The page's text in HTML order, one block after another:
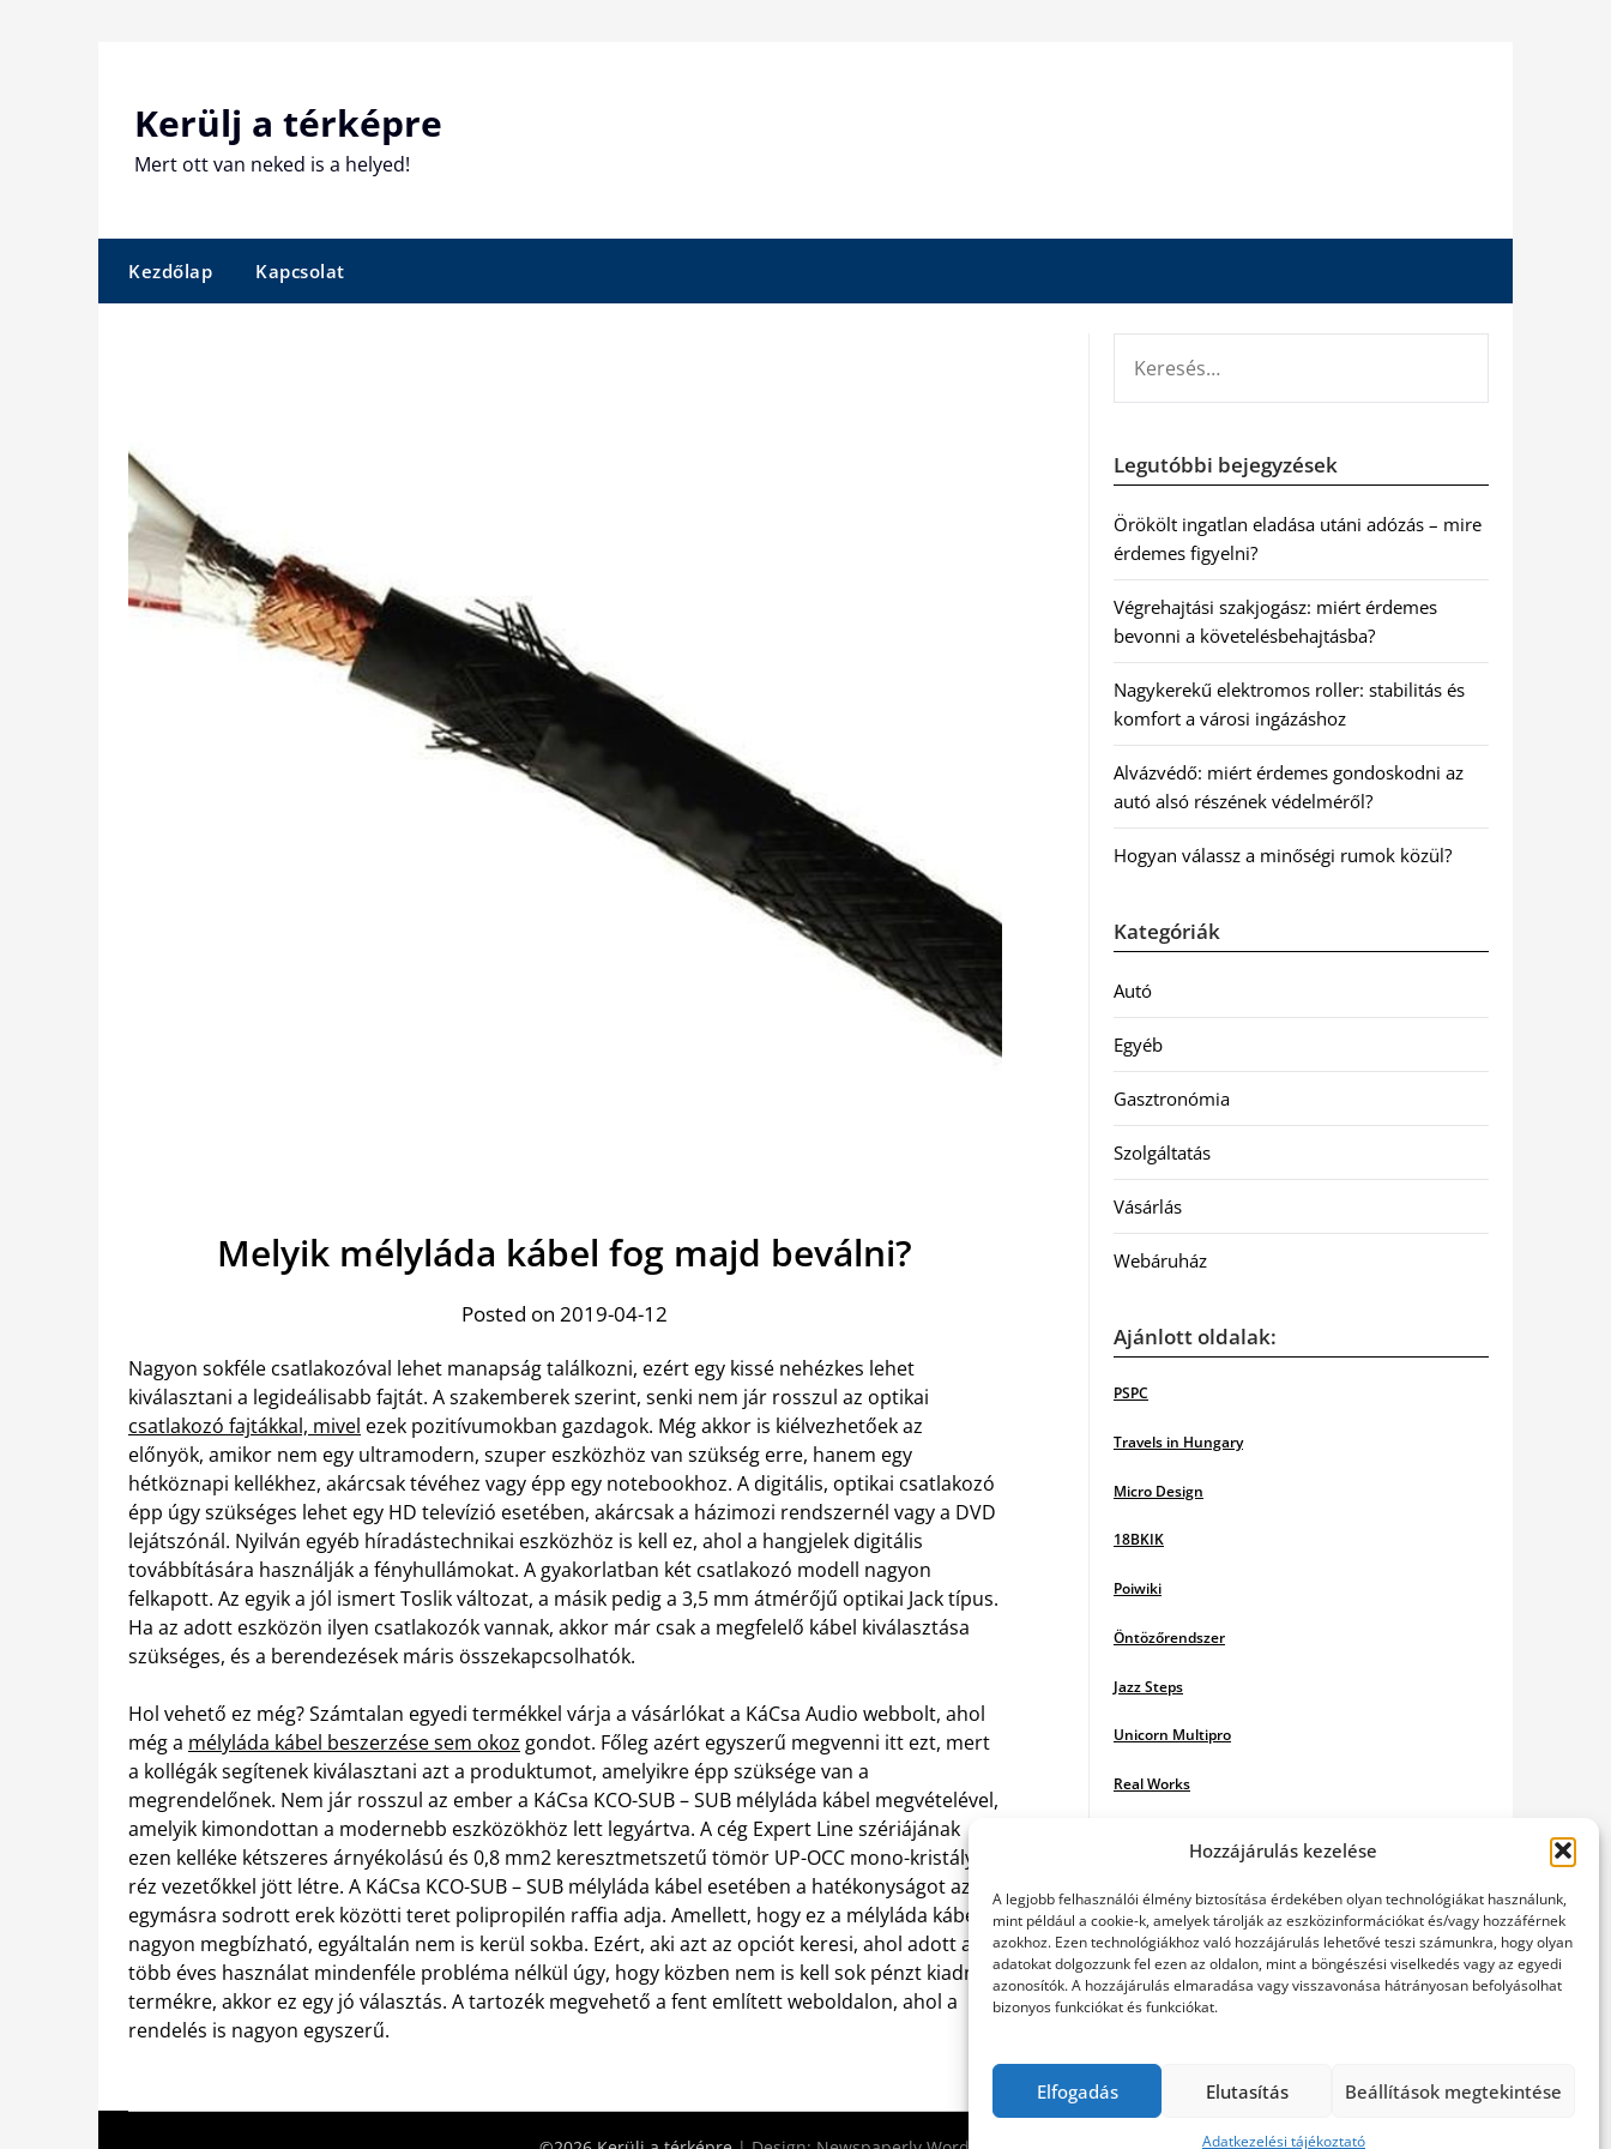
Hozzájárulás kezelése
A legjobb felhasználói élmény biztosítása érdekében olyan technológiákat használunk,
mint például a cookie-k, amelyek tárolják az eszközinformációkat és/vagy hozzáférnek
azokhoz. Ezen technológiákhoz való hozzájárulás lehetővé teszi számunkra, hogy olyan
adatokat dolgozzunk fel ezen az oldalon, mint a böngészési viselkedés vagy az egyedi
azonosítók. A hozzájárulás elmaradása vagy visszavonása hátrányosan befolyásolhat
bizonyos funkciókat és funkciókat.
Elfogadás Elutasítás Beállítások megtekintése
Adatkezelési tájékoztató
Kerülj a térképre
Mert ott van neked is a helyed!
Kezdőlap Kapcsolat
Melyik mélyláda kábel fog majd beválni?
Posted on 2019-04-12
Nagyon sokféle csatlakozóval lehet manapság találkozni, ezért egy kissé nehézkes lehet
kiválasztani a legideálisabb fajtát. A szakemberek szerint, senki nem jár rosszul az optikai
csatlakozó fajtákkal, mivel ezek pozitívumokban gazdagok. Még akkor is kiélvezhetőek az
előnyök, amikor nem egy ultramodern, szuper eszközhöz van szükség erre, hanem egy
hétköznapi kellékhez, akárcsak tévéhez vagy épp egy notebookhoz. A digitális, optikai csatlakozó
épp úgy szükséges lehet egy HD televízió esetében, akárcsak a házimozi rendszernél vagy a DVD
lejátszónál. Nyilván egyéb híradástechnikai eszközhöz is kell ez, ahol a hangjelek digitális
továbbítására használják a fényhullámokat. A gyakorlatban két csatlakozó modell nagyon
felkapott. Az egyik a jól ismert Toslik változat, a másik pedig a 3,5 mm átmérőjű optikai Jack típus.
Ha az adott eszközön ilyen csatlakozók vannak, akkor már csak a megfelelő kábel kiválasztása
szükséges, és a berendezések máris összekapcsolhatók.
Hol vehető ez még? Számtalan egyedi termékkel várja a vásárlókat a KáCsa Audio webbolt, ahol
még a mélyláda kábel beszerzése sem okoz gondot. Főleg azért egyszerű megvenni itt ezt, mert
a kollégák segítenek kiválasztani azt a produktumot, amelyikre épp szüksége van a
megrendelőnek. Nem jár rosszul az ember a KáCsa KCO-SUB – SUB mélyláda kábel megvételével,
amelyik kimondottan a modernebb eszközökhöz lett legyártva. A cég Expert Line szériájának
ezen kelléke kétszeres árnyékolású és 0,8 mm2 keresztmetszetű tömör UP-OCC mono-kristályos
réz vezetőkkel jött létre. A KáCsa KCO-SUB – SUB mélyláda kábel esetében a hatékonyságot az
egymásra sodrott erek közötti teret polipropilén raffia adja. Amellett, hogy ez a mélyláda kábel
nagyon megbízható, egyáltalán nem is kerül sokba. Ezért, aki azt az opciót keresi, ahol adott a
több éves használat mindenféle probléma nélkül úgy, hogy közben nem is kell sok pénzt kiadni a
termékre, akkor ez egy jó választás. A tartozék megvehető a fent említett weboldalon, ahol a
rendelés is nagyon egyszerű.
Legutóbbi bejegyzések
Örökölt ingatlan eladása utáni adózás – mire
érdemes figyelni?
Végrehajtási szakjogász: miért érdemes
bevonni a követelésbehajtásba?
Nagykerekű elektromos roller: stabilitás és
komfort a városi ingázáshoz
Alvázvédő: miért érdemes gondoskodni az
autó alsó részének védelméről?
Hogyan válassz a minőségi rumok közül?
Kategóriák
Autó
Egyéb
Gasztronómia
Szolgáltatás
Vásárlás
Webáruház
Ajánlott oldalak:
PSPC
Travels in Hungary
Micro Design
18BKIK
Poiwiki
Öntözőrendszer
Jazz Steps
Unicorn Multipro
Real Works